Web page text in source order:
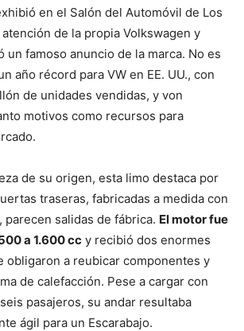
en el Salón del Automóvil de Los
de la propia Volkswagen y
un famoso anuncio de la marca. No es
año récord para VW en EE. UU., con
de unidades vendidas, y von
motivos como recursos para
de su origen, esta limo destaca por
traseras, fabricadas a medida con
parecen salidas de fábrica. El motor fue
a 1.600 cc y recibió dos enormes
obligaron a reubicar componentes y
de calefacción. Pese a cargar con
pasajeros, su andar resultaba
ágil para un Escarabajo.